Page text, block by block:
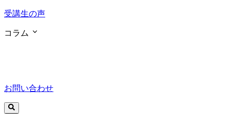
受講生の声
コラム
お問い合わせ